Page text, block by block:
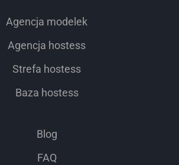
Agencja modelek
Agencja hostess
Strefa hostess
Baza hostess
Blog
FAQ